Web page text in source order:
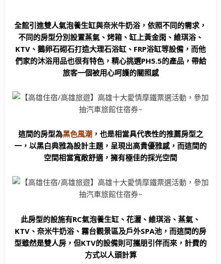
全館引進雙人氣泡養生缸與奈米牛奶浴，依照不同的需求，
不同的房型分別設置蒸氣、烤箱、缸上黃金雨、維琪浴、
KTV、鵝卵石砌石打造大理石浴缸、FRP浴缸等設備，而他
們家的沐浴用品也很有特色，精心挑選PH5.5的產品，帶給
旅客一個被用心呵護的關照感
這間的房型為黑色風潮，也是相當具代表性的推薦房型之
一，以黑白典雅為設計主題，呈現出高貴優雅感，而這間的
空間相當寬敞舒適，擁有極佳的採光空間
此房型的設施有RC氣泡養生缸、花灑、維琪浴、蒸氣、
KTV、奈米牛奶浴、霧台觀景區及戶外SPA池，而這間的房
型雖然是雙人房，但KTV的設備則可攜朋引伴而來，計費的
方式以人頭計算